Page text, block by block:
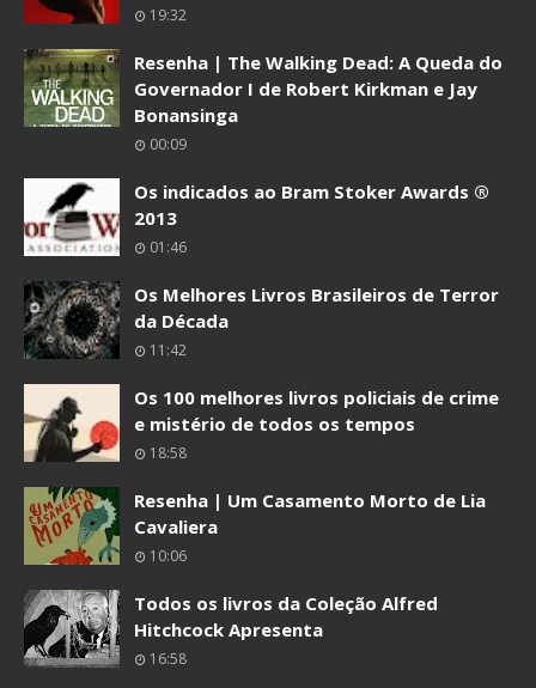
19:32
Resenha | The Walking Dead: A Queda do
Governador I de Robert Kirkman e Jay
Bonansinga
00:09
Os indicados ao Bram Stoker Awards ®
2013
01:46
Os Melhores Livros Brasileiros de Terror
da Década
11:42
Os 100 melhores livros policiais de crime
e mistério de todos os tempos
18:58
Resenha | Um Casamento Morto de Lia
Cavaliera
10:06
Todos os livros da Coleção Alfred
Hitchcock Apresenta
16:58